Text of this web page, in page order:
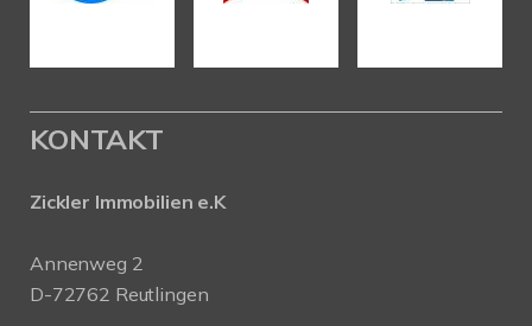
KONTAKT
Zickler Immobilien e.K
Annenweg 2
D-72762 Reutlingen